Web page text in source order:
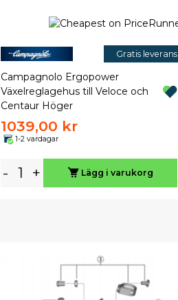
Gratis leverans
Campagnolo Ergopower
Växelreglagehus till Veloce och
Centaur Höger
1039,00 kr
1-2 vardagar
- + Lägg i varukorg